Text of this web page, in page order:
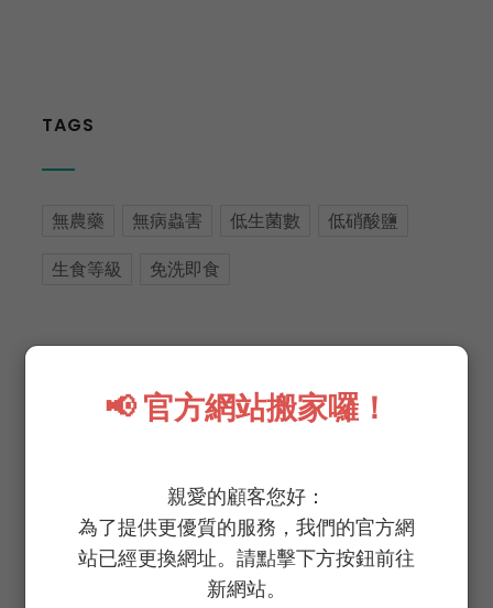
📢 官方網站搬家囉！
親愛的顧客您好：
為了提供更優質的服務，我們的官方網
站已經更換網址。請點擊下方按鈕前往
新網站。
TAGS
無農藥 無病蟲害 低生菌數 低硝酸鹽
生食等級 免洗即食
安心蔬菜 我們的承諾與專注 每週新鮮採收送到
您手中保證超新鮮爽脆，洗手免洗菜新鮮入口安
心，健康、新鮮、美味無縫接軌，選擇《野菜鮮